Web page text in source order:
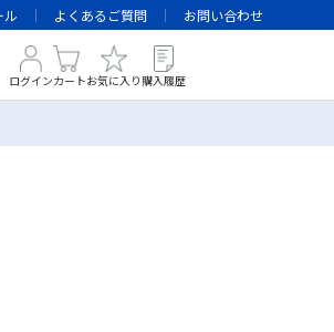
ル よくあるご質問 お問い合わせ
ログインカートお気に入り 購入履歴